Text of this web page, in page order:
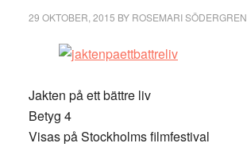
29 OKTOBER, 2015 BY ROSEMARI SÖDERGREN
Jakten på ett bättre liv
Betyg 4
Visas på Stockholms filmfestival